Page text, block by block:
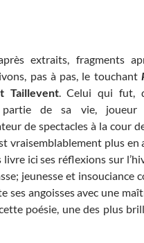
extraits, fragments
pas à pas, le touchant
Taillevent. Celui qui fut,
partie de sa vie,
de spectacles à la cour
vraisemblablement plus en
livre ici ses réflexions sur
jeunesse et insouciance
ses angoisses avec une
poésie, une des plus